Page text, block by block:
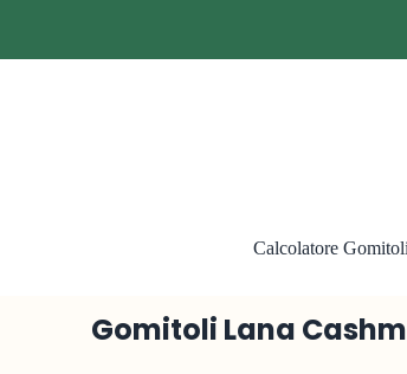
Calcolatore Gomitoli
Gomitoli Lana